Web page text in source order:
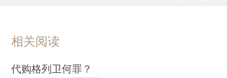
相关阅读
代购格列卫何罪？